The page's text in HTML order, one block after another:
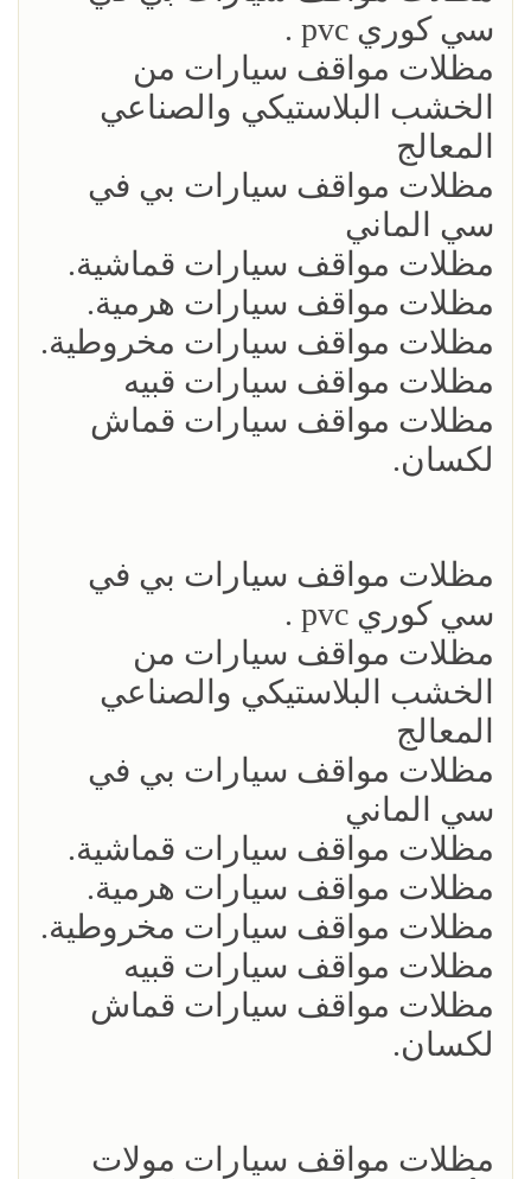
سي كوري pvc .
مظلات مواقف سيارات من
الخشب البلاستيكي والصناعي
المعالج
مظلات مواقف سيارات بي في
سي الماني
مظلات مواقف سيارات قماشية.
مظلات مواقف سيارات هرمية.
مظلات مواقف سيارات مخروطية.
مظلات مواقف سيارات قبيه
مظلات مواقف سيارات قماش
لكسان.
مظلات مواقف سيارات بي في
سي كوري pvc .
مظلات مواقف سيارات من
الخشب البلاستيكي والصناعي
المعالج
مظلات مواقف سيارات بي في
سي الماني
مظلات مواقف سيارات قماشية.
مظلات مواقف سيارات هرمية.
مظلات مواقف سيارات مخروطية.
مظلات مواقف سيارات قبيه
مظلات مواقف سيارات قماش
لكسان.
مظلات مواقف سيارات مولات